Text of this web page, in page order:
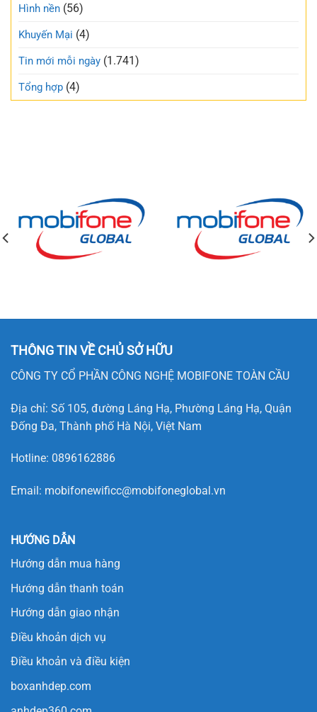
Hình nền (56)
Khuyến Mại (4)
Tin mới mỗi ngày (1.741)
Tổng hợp (4)
THÔNG TIN VỀ CHỦ SỞ HỮU
CÔNG TY CỔ PHẦN CÔNG NGHỆ MOBIFONE TOÀN CẦU
Địa chỉ: Số 105, đường Láng Hạ, Phường Láng Hạ, Quận
Đống Đa, Thành phố Hà Nội, Việt Nam
Hotline: 0896162886
Email: mobifonewificc@mobifoneglobal.vn
HƯỚNG DẪN
Hướng dẫn mua hàng
Hướng dẫn thanh toán
Hướng dẫn giao nhận
Điều khoản dịch vụ
Điều khoản và điều kiện
boxanhdep.com